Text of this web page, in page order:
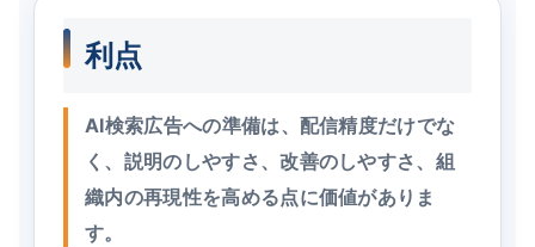
利点
AI検索広告への準備は、配信精度だけでな
く、説明のしやすさ、改善のしやすさ、組
織内の再現性を高める点に価値がありま
す。